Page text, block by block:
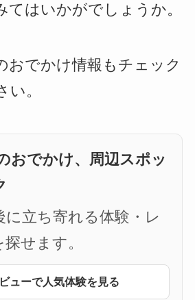
てはいかがでしょうか。
おでかけ情報もチェック
い。
おでかけ、周辺スポッ
に立ち寄れる体験・レ
せます。
ューで人気体験を見る